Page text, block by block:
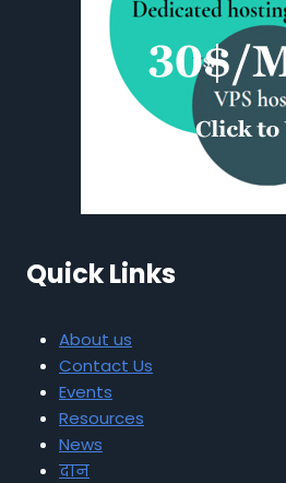
Quick Links
About us
Contact Us
Events
Resources
News
दान